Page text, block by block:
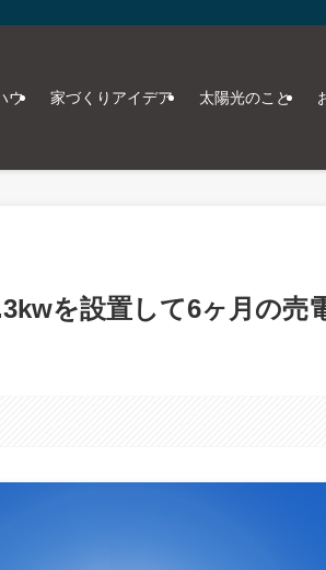
ウ 家づくりアイデア 太陽光のこと
を設置して6ヶ月の売